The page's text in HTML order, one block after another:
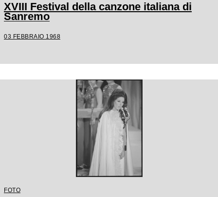
XVIII Festival della canzone italiana di
Sanremo
03 FEBBRAIO 1968
FOTO